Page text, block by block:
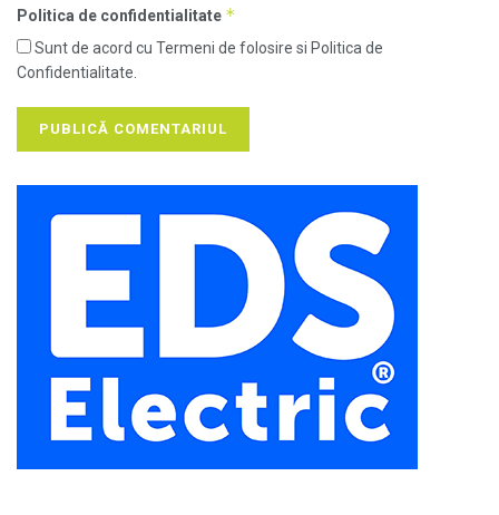
Politica de confidentialitate *
Sunt de acord cu Termeni de folosire si Politica de
Confidentialitate.